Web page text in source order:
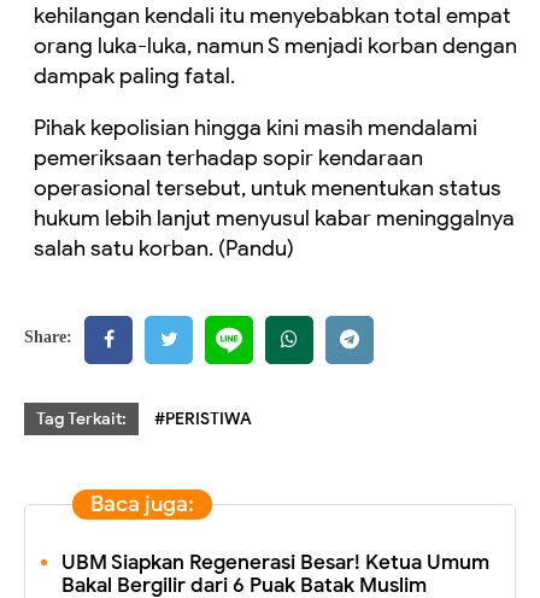
kehilangan kendali itu menyebabkan total empat
orang luka-luka, namun S menjadi korban dengan
dampak paling fatal.
Pihak kepolisian hingga kini masih mendalami
pemeriksaan terhadap sopir kendaraan
operasional tersebut, untuk menentukan status
hukum lebih lanjut menyusul kabar meninggalnya
salah satu korban. (Pandu)
Share:
Tag Terkait: #PERISTIWA
Baca juga:
UBM Siapkan Regenerasi Besar! Ketua Umum
Bakal Bergilir dari 6 Puak Batak Muslim